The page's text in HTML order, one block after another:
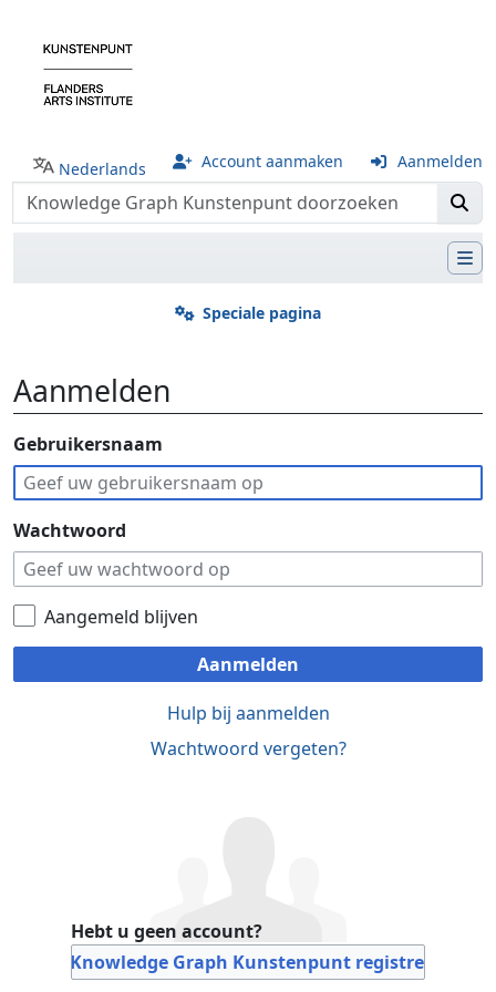
Nederlands Account aanmaken Aanmelden
Speciale pagina
Aanmelden
Ga naar:navigatie,
Gebruikersnaam
Wachtwoord
Aangemeld blijven
Aanmelden
Hulp bij aanmelden
Wachtwoord vergeten?
Hebt u geen account?
Bij Knowledge Graph Kunstenpunt registreren